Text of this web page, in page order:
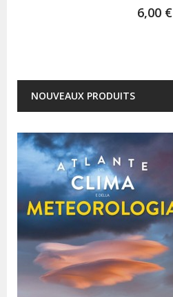
6,00 €
NOUVEAUX PRODUITS